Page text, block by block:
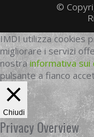
©
IMDI utilizza cookies
migliorare i servizi
nostrainformativa sui
pulsante a fianco
Chiudi
Privacy Overview